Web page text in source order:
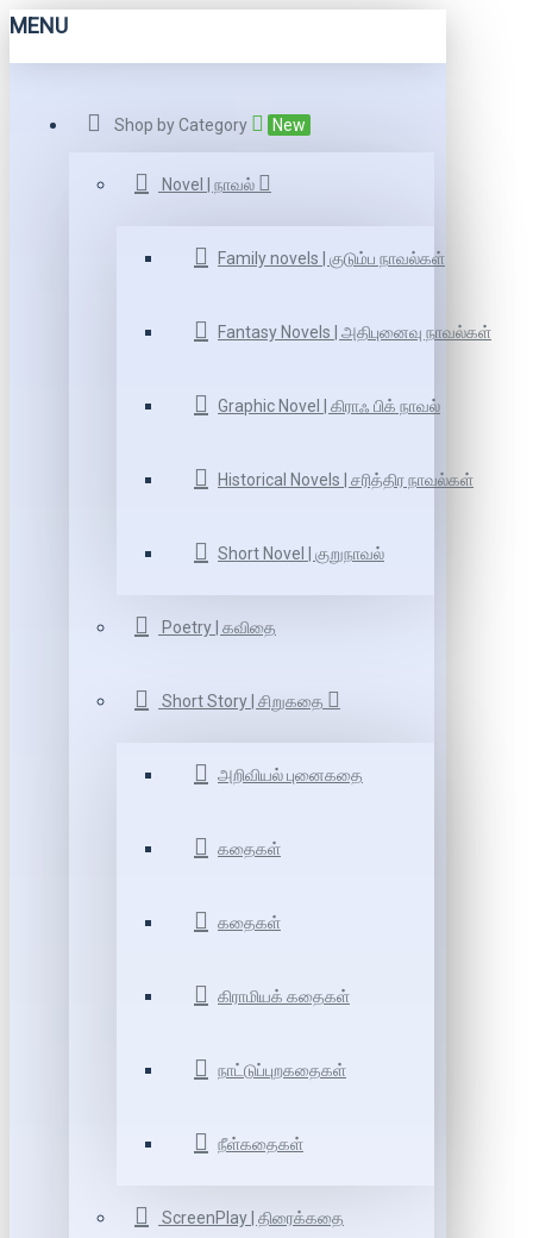
MENU
Shop by Category New
Novel | நாவல்
Family novels | குடும்ப நாவல்கள்
Fantasy Novels | அதிபுனைவு நாவல்கள்
Graphic Novel | கிராஃ பிக் நாவல்
Historical Novels | சரித்திர நாவல்கள்
Short Novel | குறுநாவல்
Poetry | கவிதை
Short Story | சிறுகதை
அறிவியல் புனைகதை
கதைகள்
கதைகள்
கிராமியக் கதைகள்
நாட்டுப்புறகதைகள்
நீள்கதைகள்
ScreenPlay | திரைக்கதை